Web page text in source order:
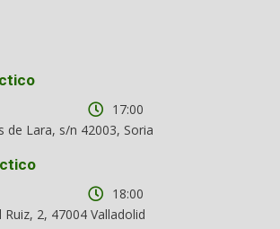
17:00
de Lara, s/n 42003, Soria
18:00
Ruiz, 2, 47004 Valladolid